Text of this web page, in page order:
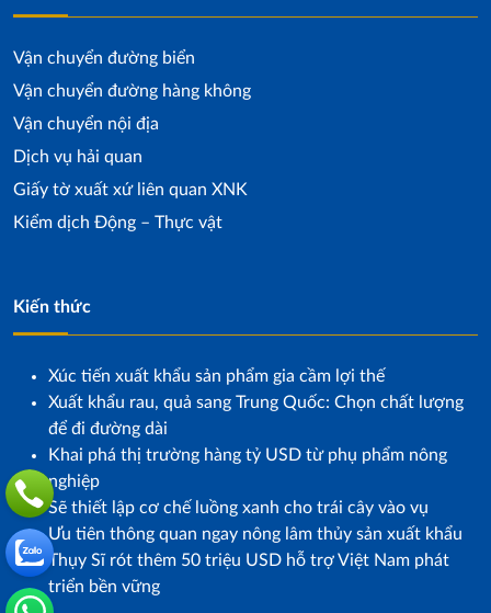
Vận chuyển đường biển
Vận chuyển đường hàng không
Vận chuyển nội địa
Dịch vụ hải quan
Giấy tờ xuất xứ liên quan XNK
Kiểm dịch Động – Thực vật
Kiến thức
Xúc tiến xuất khẩu sản phẩm gia cầm lợi thế
Xuất khẩu rau, quả sang Trung Quốc: Chọn chất lượng
để đi đường dài
Khai phá thị trường hàng tỷ USD từ phụ phẩm nông
nghiệp
Sẽ thiết lập cơ chế luồng xanh cho trái cây vào vụ
Ưu tiên thông quan ngay nông lâm thủy sản xuất khẩu
Thụy Sĩ rót thêm 50 triệu USD hỗ trợ Việt Nam phát
triển bền vững